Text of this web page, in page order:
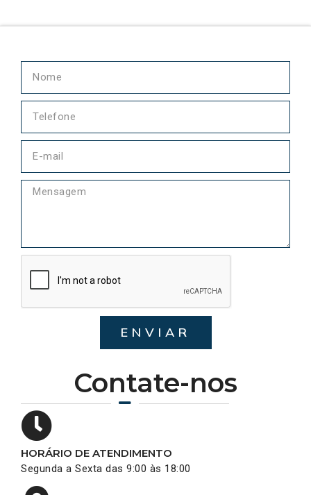
Contate-nos
HORÁRIO DE ATENDIMENTO
Segunda a Sexta das 9:00 às 18:00
ENVIAR